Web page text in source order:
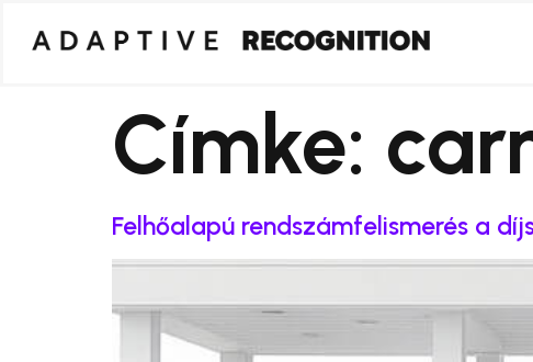
Címke:
Felhőalapú rendszámfelismerés a